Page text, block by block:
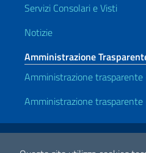
Servizi Consolari e Visti
Notizie
Amministrazione
Amministrazione
Amministrazione trasparente
Link Utili